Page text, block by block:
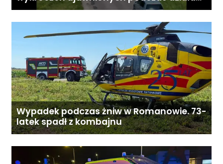
„Bezpieczny przejazd kolejowy”
Wypadek podczas żniw w Romanowie. 73-
latek spadł z kombajnu